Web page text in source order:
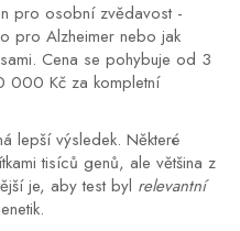
pro osobní zvědavost -
pro Alzheimer nebo jak
Cena se pohybuje od 3
000 Kč za kompletní
lepší výsledek. Některé
tisíců genů, ale většina z
je, aby test byl relevantní